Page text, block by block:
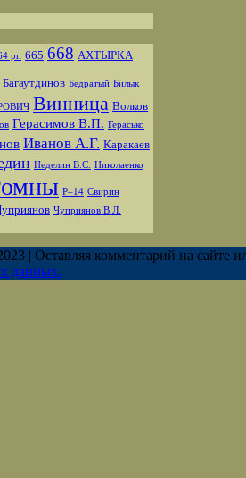
рп 665 668 АХТЫРКА
Багаутдинов Бедратый Билык
Винница Волков
Герасимов В.П. Герасько
Иванов А.Г. Каракаев
Неделин В.С. Николаенко
Р–14 Свирин
Чуприянов В.Л.
| Оставляя комментарий на сайте
данных.